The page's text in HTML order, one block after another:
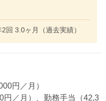
3.0ヶ月（過去実績）
円／月）
円／月）、勤務手当（42,3